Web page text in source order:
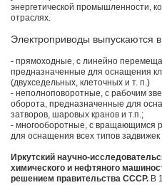
энергетической промышленности,
отраслях.
Электроприводы выпускаются
- прямоходные, с линейно
предназначенные для оснащения
(двухседельных, клеточных и т. п.)
- неполноповоротные, с рабочим
оборота, предназначенные для
затворов, шаровых кранов и т.п.;
- многооборотные, с вращающимся
для оснащения всех типов
Иркутский научно-
химического и нефтяного
решением правительства СССР. В